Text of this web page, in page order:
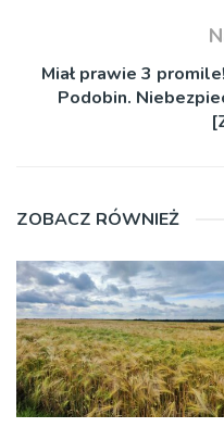
Miał prawie 3
Podobin.
ZOBACZ RÓWNIEŻ